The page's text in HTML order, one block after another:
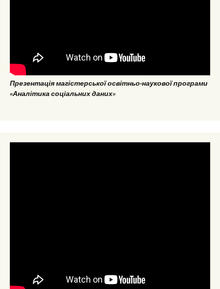
Презентація магістерської освітньо-наукової програми
«Аналітика соціальних даних»